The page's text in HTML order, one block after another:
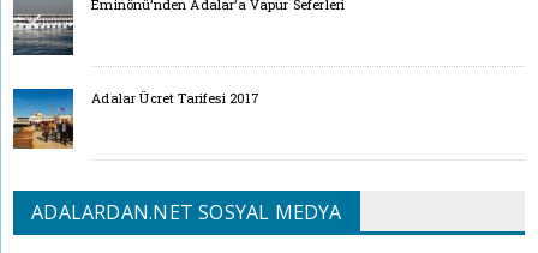
Eminönü’nden Adalar’a Vapur Seferleri
Adalar Ücret Tarifesi 2017
ADALARDAN.NET SOSYAL MEDYA